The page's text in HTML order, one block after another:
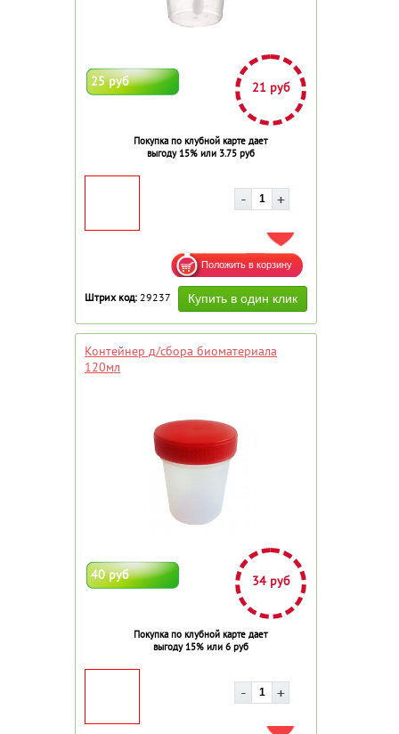
25 руб 21 руб
Покупка по клубной карте дает
выгоду 15% или 3.75 руб
ДОБАВИТЬ В ИЗБРАННОЕ
Штрих код: 29237
Контейнер д/сбора биоматериала
120мл
40 руб 34 руб
Покупка по клубной карте дает
выгоду 15% или 6 руб
ДОБАВИТЬ В ИЗБРАННОЕ